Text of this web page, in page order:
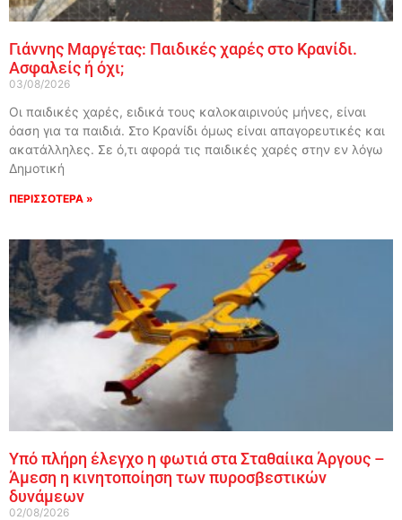
Γιάννης Μαργέτας: Παιδικές χαρές στο Κρανίδι.
Ασφαλείς ή όχι;
03/08/2026
Οι παιδικές χαρές, ειδικά τους καλοκαιρινούς μήνες, είναι
όαση για τα παιδιά. Στο Κρανίδι όμως είναι απαγορευτικές και
ακατάλληλες. Σε ό,τι αφορά τις παιδικές χαρές στην εν λόγω
Δημοτική
ΠΕΡΙΣΣΟΤΕΡΑ »
Υπό πλήρη έλεγχο η φωτιά στα Σταθαίικα Άργους –
Άμεση η κινητοποίηση των πυροσβεστικών
δυνάμεων
02/08/2026